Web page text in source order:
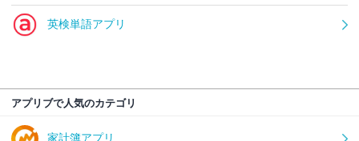
英検単語アプリ
アプリブで人気のカテゴリ
家計簿アプリ